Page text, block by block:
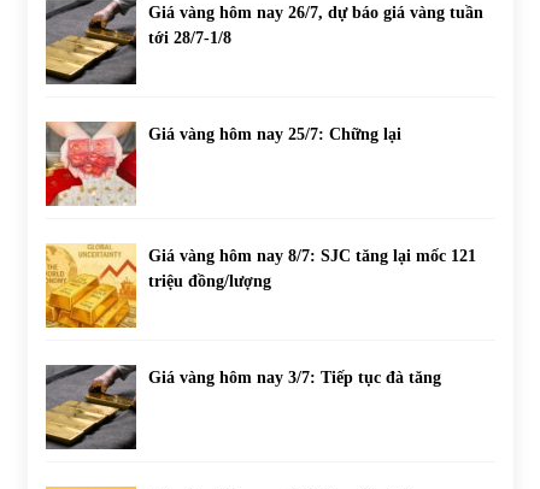
Giá vàng hôm nay 26/7, dự báo giá vàng tuần
tới 28/7-1/8
Giá vàng hôm nay 25/7: Chững lại
Giá vàng hôm nay 8/7: SJC tăng lại mốc 121
triệu đồng/lượng
Giá vàng hôm nay 3/7: Tiếp tục đà tăng